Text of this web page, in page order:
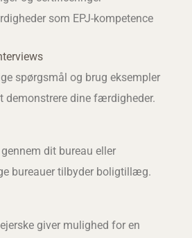
som EPJ-kompetence
spørgsmål og brug eksempler
demonstrere dine færdigheder.
dit bureau eller
bureauer tilbyder boligtillæg.
giver mulighed for en